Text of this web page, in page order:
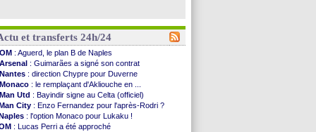
et transferts 24h/24
OM : Aguerd, le plan B de Naples
Arsenal : Guimarães a signé son contrat
Nantes : direction Chypre pour Duverne
Monaco : le remplaçant d'Akliouche en ...
Man Utd : Bayindir signe au Celta (officiel)
City : Enzo Fernandez pour l'après-Rodri ?
: l'option Monaco pour Lukaku !
: Lucas Perri a été approché